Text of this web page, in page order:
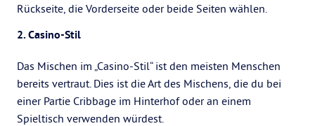
Rückseite, die Vorderseite oder beide Seiten wählen.
2. Casino-Stil
Das Mischen im „Casino-Stil“ ist den meisten Menschen
bereits vertraut. Dies ist die Art des Mischens, die du bei
einer Partie Cribbage im Hinterhof oder an einem
Spieltisch verwenden würdest.